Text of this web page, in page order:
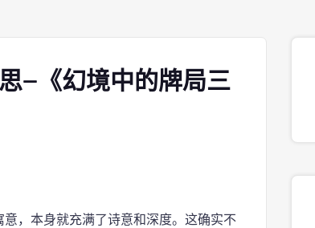
—《幻境中的牌局三
，本身就充满了诗意和深度。这确实不